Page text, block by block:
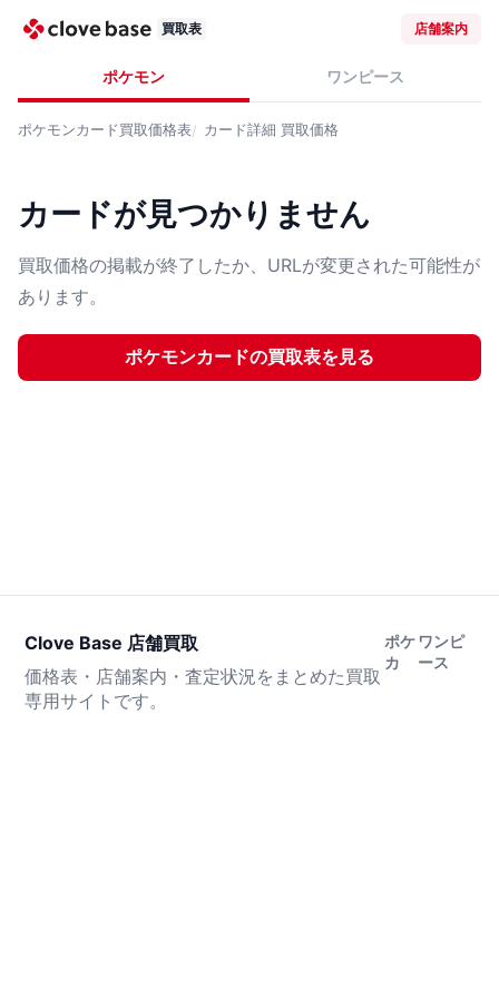
買取表 店舗案内
ポケモン ワンピース
ポケモンカード買取価格表 カード詳細 買取価格
カードが見つかりません
買取価格の掲載が終了したか、URLが変更された可能性が
あります。
ポケモンカードの買取表を見る
Clove Base 店舗買取
価格表・店舗案内・査定状況をまとめた買取
専用サイトです。
ポケ
カ
ワンピ
ース